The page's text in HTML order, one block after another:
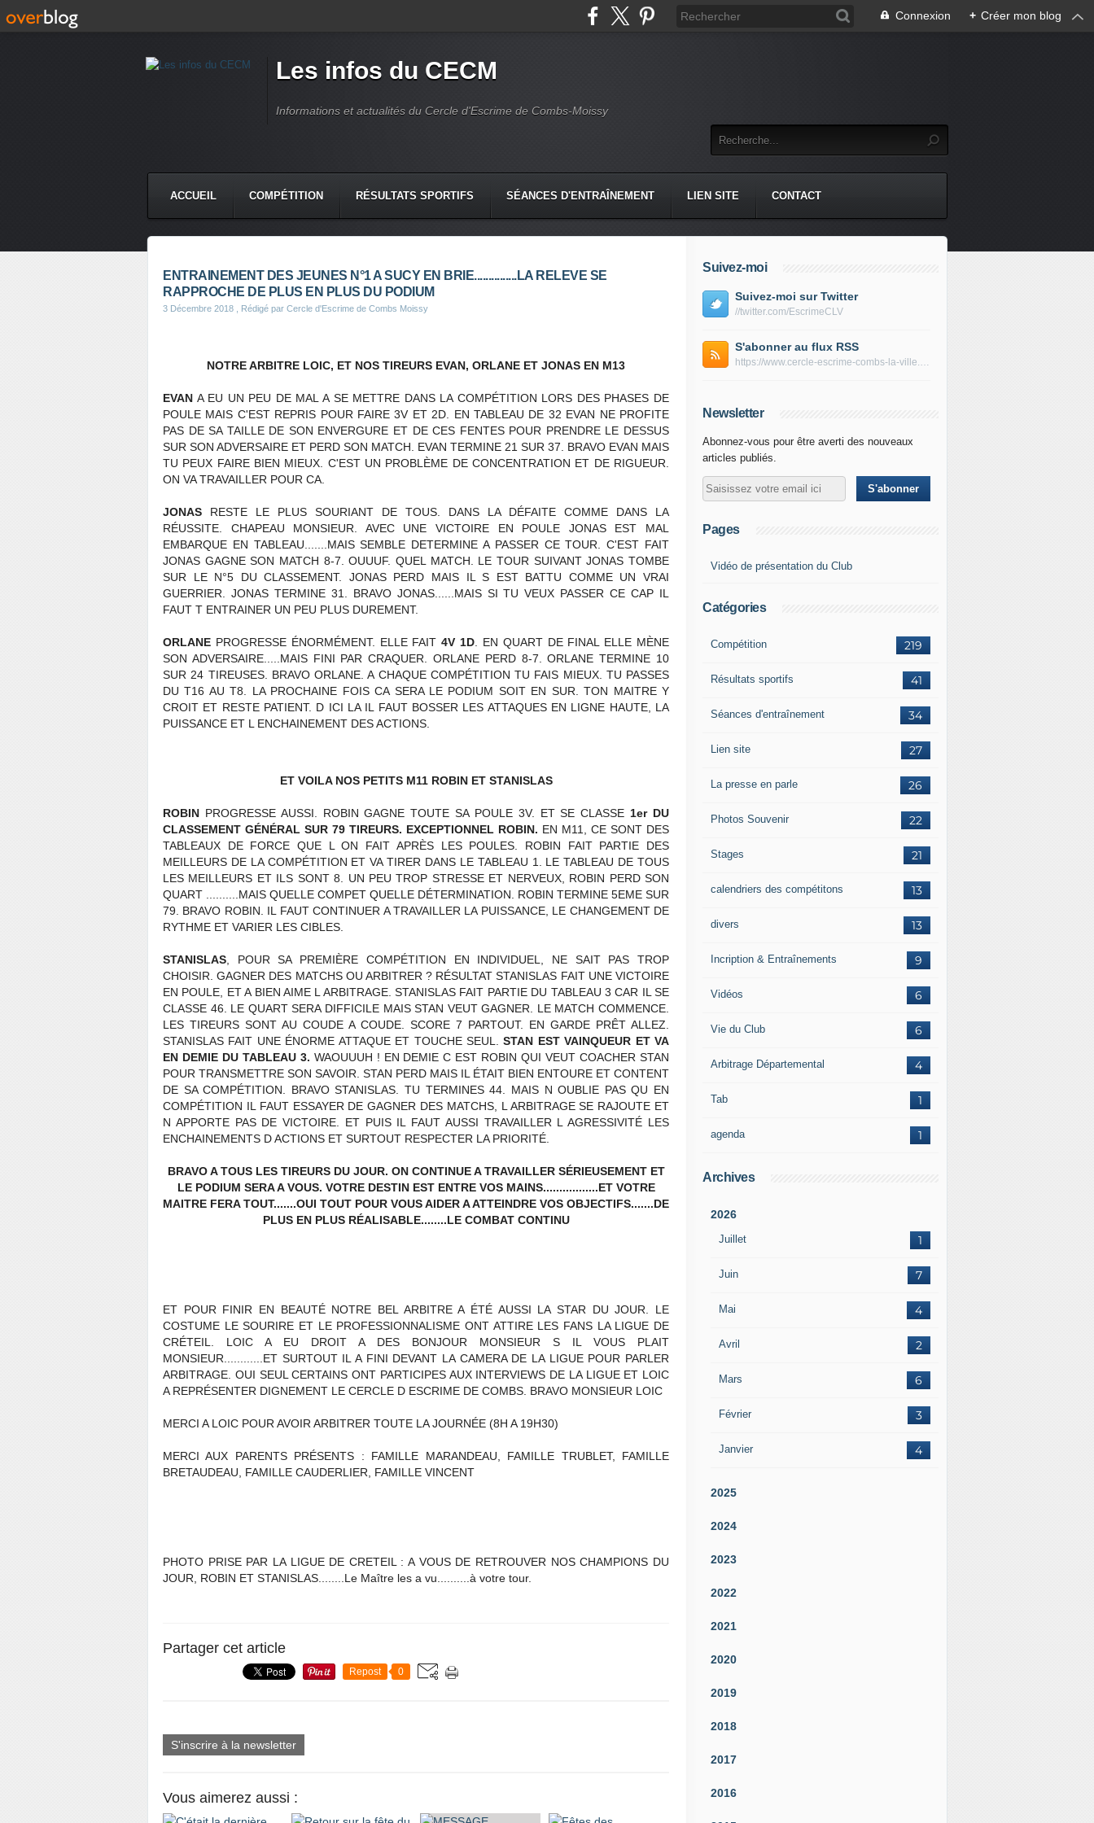
Connexion + Créer mon blog
Les infos du CECM
Informations et actualités du Cercle d'Escrime de Combs-Moissy
ACCUEIL COMPÉTITION RÉSULTATS SPORTIFS SÉANCES D'ENTRAÎNEMENT LIEN SITE CONTACT
ENTRAINEMENT DES JEUNES N°1 A SUCY EN BRIE...............LA RELEVE SE
RAPPROCHE DE PLUS EN PLUS DU PODIUM
3 Décembre 2018 , Rédigé par Cercle d'Escrime de Combs Moissy
NOTRE ARBITRE LOIC, ET NOS TIREURS EVAN, ORLANE ET JONAS EN M13
EVAN A EU UN PEU DE MAL A SE METTRE DANS LA COMPÉTITION LORS DES PHASES DE
POULE MAIS C'EST REPRIS POUR FAIRE 3V ET 2D. EN TABLEAU DE 32 EVAN NE PROFITE
PAS DE SA TAILLE DE SON ENVERGURE ET DE CES FENTES POUR PRENDRE LE DESSUS
SUR SON ADVERSAIRE ET PERD SON MATCH. EVAN TERMINE 21 SUR 37. BRAVO EVAN MAIS
TU PEUX FAIRE BIEN MIEUX. C'EST UN PROBLÈME DE CONCENTRATION ET DE RIGUEUR.
ON VA TRAVAILLER POUR CA.
JONAS RESTE LE PLUS SOURIANT DE TOUS. DANS LA DÉFAITE COMME DANS LA
RÉUSSITE. CHAPEAU MONSIEUR. AVEC UNE VICTOIRE EN POULE JONAS EST MAL
EMBARQUE EN TABLEAU.......MAIS SEMBLE DETERMINE A PASSER CE TOUR. C'EST FAIT
JONAS GAGNE SON MATCH 8-7. OUUUF. QUEL MATCH. LE TOUR SUIVANT JONAS TOMBE
SUR LE N°5 DU CLASSEMENT. JONAS PERD MAIS IL S EST BATTU COMME UN VRAI
GUERRIER. JONAS TERMINE 31. BRAVO JONAS......MAIS SI TU VEUX PASSER CE CAP IL
FAUT T ENTRAINER UN PEU PLUS DUREMENT.
ORLANE PROGRESSE ÉNORMÉMENT. ELLE FAIT 4V 1D . EN QUART DE FINAL ELLE MÈNE
SON ADVERSAIRE.....MAIS FINI PAR CRAQUER. ORLANE PERD 8-7. ORLANE TERMINE 10
SUR 24 TIREUSES. BRAVO ORLANE. A CHAQUE COMPÉTITION TU FAIS MIEUX. TU PASSES
DU T16 AU T8. LA PROCHAINE FOIS CA SERA LE PODIUM SOIT EN SUR. TON MAITRE Y
CROIT ET RESTE PATIENT. D ICI LA IL FAUT BOSSER LES ATTAQUES EN LIGNE HAUTE, LA
PUISSANCE ET L ENCHAINEMENT DES ACTIONS.
ET VOILA NOS PETITS M11 ROBIN ET STANISLAS
ROBIN PROGRESSE AUSSI. ROBIN GAGNE TOUTE SA POULE 3V. ET SE CLASSE 1er DU
CLASSEMENT GÉNÉRAL SUR 79 TIREURS. EXCEPTIONNEL ROBIN. EN M11, CE SONT DES
TABLEAUX DE FORCE QUE L ON FAIT APRÈS LES POULES. ROBIN FAIT PARTIE DES
MEILLEURS DE LA COMPÉTITION ET VA TIRER DANS LE TABLEAU 1. LE TABLEAU DE TOUS
LES MEILLEURS ET ILS SONT 8. UN PEU TROP STRESSE ET NERVEUX, ROBIN PERD SON
QUART ..........MAIS QUELLE COMPET QUELLE DÉTERMINATION. ROBIN TERMINE 5EME SUR
79. BRAVO ROBIN. IL FAUT CONTINUER A TRAVAILLER LA PUISSANCE, LE CHANGEMENT DE
RYTHME ET VARIER LES CIBLES.
STANISLAS , POUR SA PREMIÈRE COMPÉTITION EN INDIVIDUEL, NE SAIT PAS TROP
CHOISIR. GAGNER DES MATCHS OU ARBITRER ? RÉSULTAT STANISLAS FAIT UNE VICTOIRE
EN POULE, ET A BIEN AIME L ARBITRAGE. STANISLAS FAIT PARTIE DU TABLEAU 3 CAR IL SE
CLASSE 46. LE QUART SERA DIFFICILE MAIS STAN VEUT GAGNER. LE MATCH COMMENCE.
LES TIREURS SONT AU COUDE A COUDE. SCORE 7 PARTOUT. EN GARDE PRÊT ALLEZ.
STANISLAS FAIT UNE ÉNORME ATTAQUE ET TOUCHE SEUL.STAN EST VAINQUEUR ET VA
EN DEMIE DU TABLEAU 3. WAOUUUH ! EN DEMIE C EST ROBIN QUI VEUT COACHER STAN
POUR TRANSMETTRE SON SAVOIR. STAN PERD MAIS IL ÉTAIT BIEN ENTOURE ET CONTENT
DE SA COMPÉTITION. BRAVO STANISLAS. TU TERMINES 44. MAIS N OUBLIE PAS QU EN
COMPÉTITION IL FAUT ESSAYER DE GAGNER DES MATCHS, L ARBITRAGE SE RAJOUTE ET
N APPORTE PAS DE VICTOIRE. ET PUIS IL FAUT AUSSI TRAVAILLER L AGRESSIVITÉ LES
ENCHAINEMENTS D ACTIONS ET SURTOUT RESPECTER LA PRIORITÉ.
BRAVO A TOUS LES TIREURS DU JOUR. ON CONTINUE A TRAVAILLER SÉRIEUSEMENT ET
LE PODIUM SERA A VOUS. VOTRE DESTIN EST ENTRE VOS MAINS.................ET VOTRE
MAITRE FERA TOUT.......OUI TOUT POUR VOUS AIDER A ATTEINDRE VOS OBJECTIFS.......DE
PLUS EN PLUS RÉALISABLE........LE COMBAT CONTINU
ET POUR FINIR EN BEAUTÉ NOTRE BEL ARBITRE A ÉTÉ AUSSI LA STAR DU JOUR. LE
COSTUME LE SOURIRE ET LE PROFESSIONNALISME ONT ATTIRE LES FANS LA LIGUE DE
CRÉTEIL. LOIC A EU DROIT A DES BONJOUR MONSIEUR S IL VOUS PLAIT
MONSIEUR............ET SURTOUT IL A FINI DEVANT LA CAMERA DE LA LIGUE POUR PARLER
ARBITRAGE. OUI SEUL CERTAINS ONT PARTICIPES AUX INTERVIEWS DE LA LIGUE ET LOIC
A REPRÉSENTER DIGNEMENT LE CERCLE D ESCRIME DE COMBS. BRAVO MONSIEUR LOIC
MERCI A LOIC POUR AVOIR ARBITRER TOUTE LA JOURNÉE (8H A 19H30)
MERCI AUX PARENTS PRÉSENTS : FAMILLE MARANDEAU, FAMILLE TRUBLET, FAMILLE
BRETAUDEAU, FAMILLE CAUDERLIER, FAMILLE VINCENT
PHOTO PRISE PAR LA LIGUE DE CRETEIL : A VOUS DE RETROUVER NOS CHAMPIONS DU
JOUR, ROBIN ET STANISLAS........Le Maître les a vu..........à votre tour.
Partager cet article
Repost 0
S'inscrire à la newsletter
Vous aimerez aussi :
Suivez-moi
Suivez-moi sur Twitter
//twitter.com/EscrimeCLV
S'abonner au flux RSS
https://www.cercle-escrime-combs-la-ville.fr/rss
Newsletter
Abonnez-vous pour être averti des nouveaux
articles publiés.
Pages
Vidéo de présentation du Club
Catégories
219
Compétition
41
Résultats sportifs
34
Séances d'entraînement
27
Lien site
26
La presse en parle
22
Photos Souvenir
21
Stages
13
calendriers des compétitons
13
divers
9
Incription & Entraînements
6
Vidéos
6
Vie du Club
4
Arbitrage Départemental
1
Tab
1
agenda
Archives
2026
Juillet 1
Juin 7
Mai 4
Avril 2
Mars 6
Février 3
Janvier 4
2025
2024
2023
2022
2021
2020
2019
2018
2017
2016